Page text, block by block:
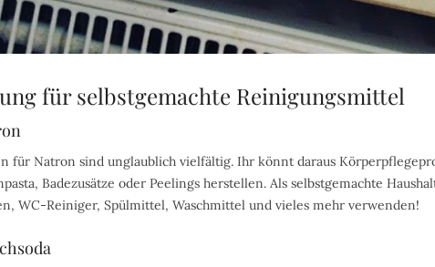
für selbstgemachte Reinigungsmittel
für Natron sind unglaublich vielfältig. Ihr könnt daraus
Badezusätze oder Peelings herstellen. Als selbstgemachte
WC-Reiniger, Spülmittel, Waschmittel und vieles mehr verwenden!